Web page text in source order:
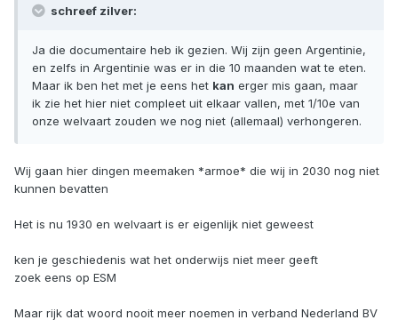
schreef zilver:
Ja die documentaire heb ik gezien. Wij zijn geen Argentinie,
en zelfs in Argentinie was er in die 10 maanden wat te eten.
Maar ik ben het met je eens het kan erger mis gaan, maar
ik zie het hier niet compleet uit elkaar vallen, met 1/10e van
onze welvaart zouden we nog niet (allemaal) verhongeren.
Wij gaan hier dingen meemaken *armoe* die wij in 2030 nog niet
kunnen bevatten
Het is nu 1930 en welvaart is er eigenlijk niet geweest
ken je geschiedenis wat het onderwijs niet meer geeft
zoek eens op ESM
Maar rijk dat woord nooit meer noemen in verband Nederland BV